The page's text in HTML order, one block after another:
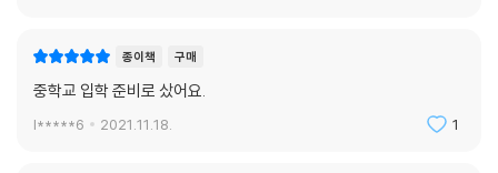
종이책 구매
중학교 입학 준비로 샀어요.
l*****6 2021.11.18. 1